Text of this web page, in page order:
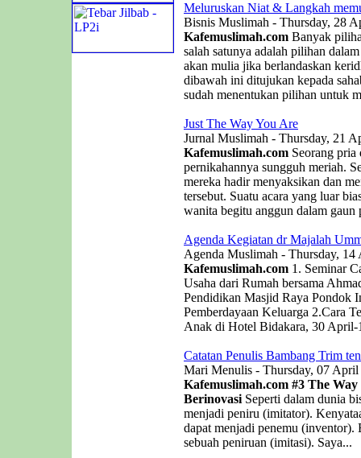
Meluruskan Niat & Langkah
Bisnis Muslimah - Thursday, 28
Kafemuslimah.com Banyak
salah satunya adalah pilihan
akan mulia jika berlandaskan
dibawah ini ditujukan kepada
sudah menentukan pilihan untuk
Just The Way You Are
Jurnal Muslimah - Thursday, 21
Kafemuslimah.com Seorang pria
pernikahannya sungguh meriah.
mereka hadir menyaksikan dan
tersebut. Suatu acara yang luar
wanita begitu anggun dalam gaun
Agenda Kegiatan dr Majalah
Agenda Muslimah - Thursday, 14
Kafemuslimah.com 1. Seminar
Usaha dari Rumah bersama
Pendidikan Masjid Raya Pondok
Pemberdayaan Keluarga 2.Cara
Anak di Hotel Bidakara, 30
Catatan Penulis Bambang Trim
Mari Menulis - Thursday, 07 April
Kafemuslimah.com #3 The
Berinovasi Seperti dalam dunia
menjadi peniru (imitator).
dapat menjadi penemu
sebuah peniruan (imitasi). Saya...